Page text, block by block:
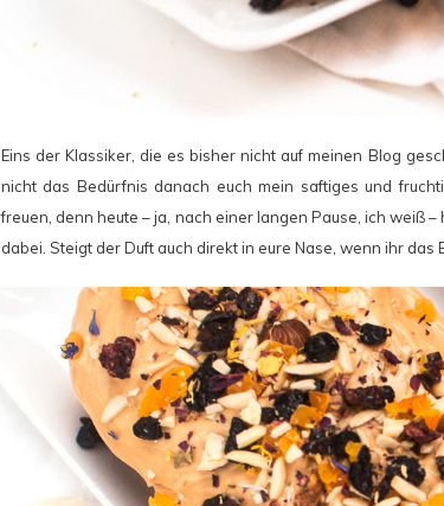
Eins der Klassiker, die es bisher nicht auf meinen Blog
nicht das Bedürfnis danach euch mein saftiges und
freuen, denn heute – ja, nach einer langen Pause, ich weiß
dabei. Steigt der Duft auch direkt in eure Nase, wenn ihr das